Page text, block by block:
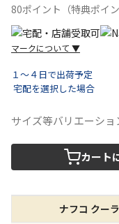
80ポイント（特典ポイン
マークについて ▼
店舗のみで
できません）
特定の店舗
１～４日で出荷予定
宅配を選択した場合
サイズ等バリエーショ
カート
ナフコ クー